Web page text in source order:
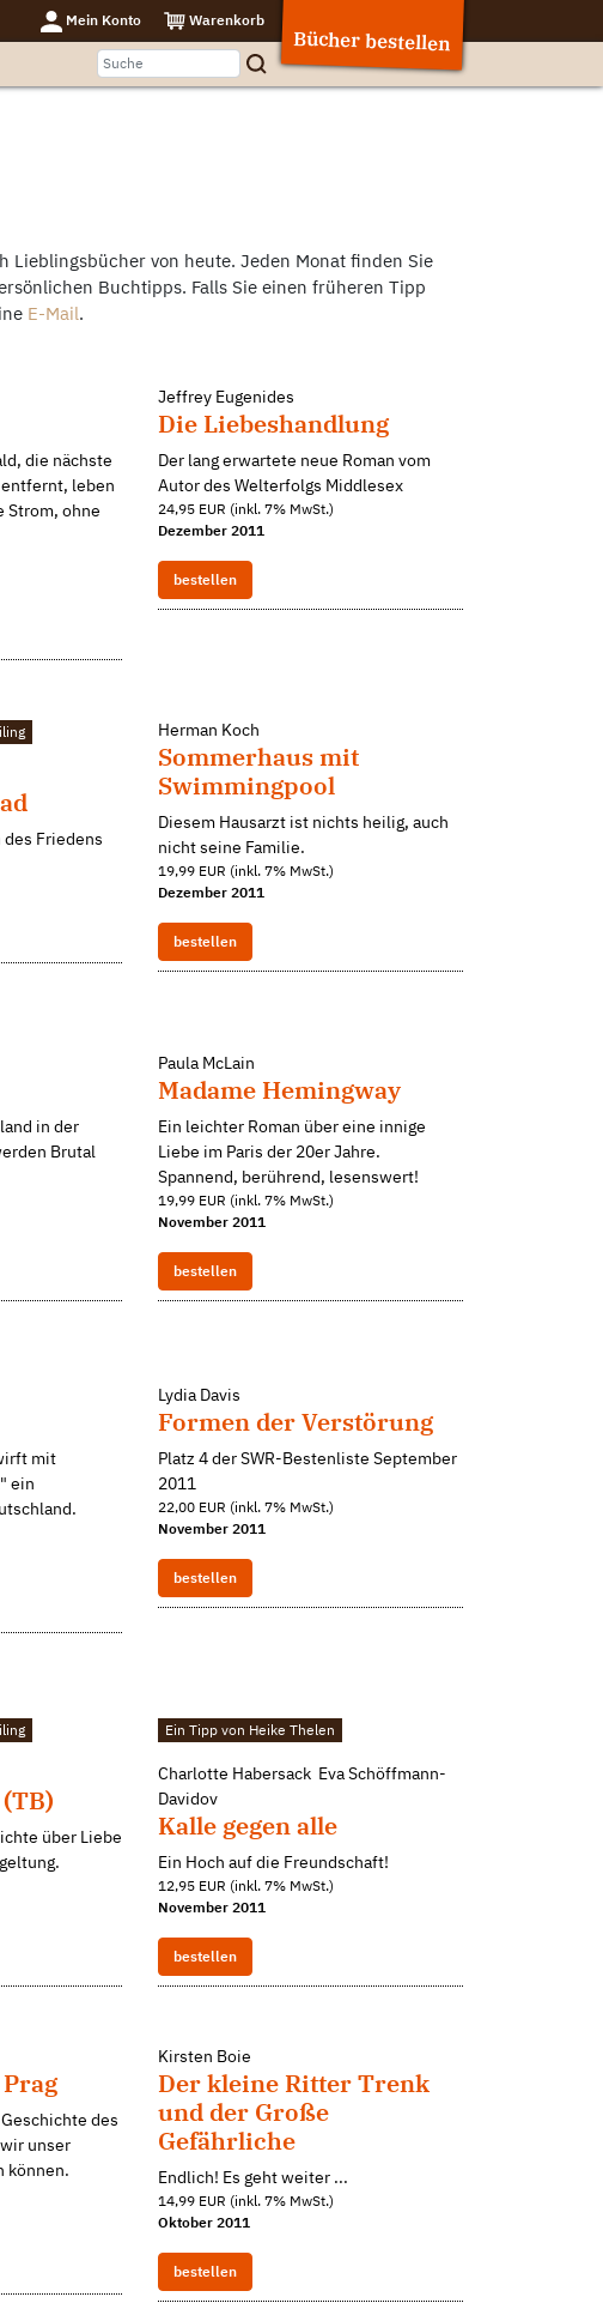
Mein Konto Warenkorb
Bücher bestellen
Lieblingsbücher von heute. Jeden Monat finden Sie
Buchtipps. Falls Sie einen früheren Tipp
E-Mail.
die nächste
leben
Strom, ohne
Jeffrey Eugenides
Die Liebeshandlung
Der lang erwartete neue Roman vom
Autor des Welterfolgs Middlesex
24,95 EUR (inkl. 7% MwSt.)
Dezember 2011
bestellen
des Friedens
Herman Koch
Sommerhaus mit
Swimmingpool
Diesem Hausarzt ist nichts heilig, auch
nicht seine Familie.
19,99 EUR (inkl. 7% MwSt.)
Dezember 2011
bestellen
in der
Brutal
Paula McLain
Madame Hemingway
Ein leichter Roman über eine innige
Liebe im Paris der 20er Jahre.
Spannend, berührend, lesenswert!
19,99 EUR (inkl. 7% MwSt.)
November 2011
bestellen
mit
ein
Lydia Davis
Formen der Verstörung
Platz 4 der SWR-Bestenliste September
2011
22,00 EUR (inkl. 7% MwSt.)
November 2011
bestellen
über Liebe
Ein Tipp von Heike Thelen
Charlotte Habersack Eva Schöffmann-
Davidov
Kalle gegen alle
Ein Hoch auf die Freundschaft!
12,95 EUR (inkl. 7% MwSt.)
November 2011
bestellen
des
unser
können.
Kirsten Boie
Der kleine Ritter Trenk
und der Große
Gefährliche
Endlich! Es geht weiter ...
14,99 EUR (inkl. 7% MwSt.)
Oktober 2011
bestellen